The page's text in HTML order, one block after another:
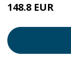
148.8 EUR